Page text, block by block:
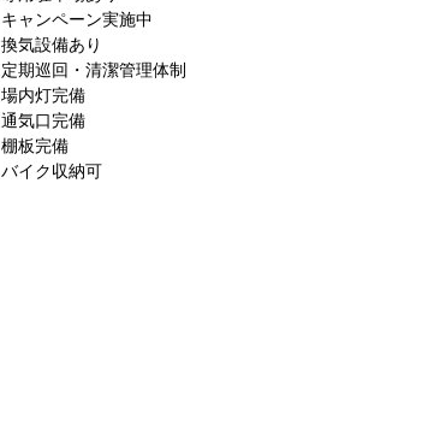
キャンペーン実施中
換気設備あり
定期巡回・清潔管理体制
場内灯完備
通気口完備
棚板完備
バイク収納可